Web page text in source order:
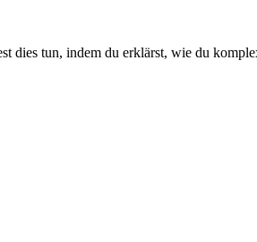
dies tun, indem du erklärst, wie du